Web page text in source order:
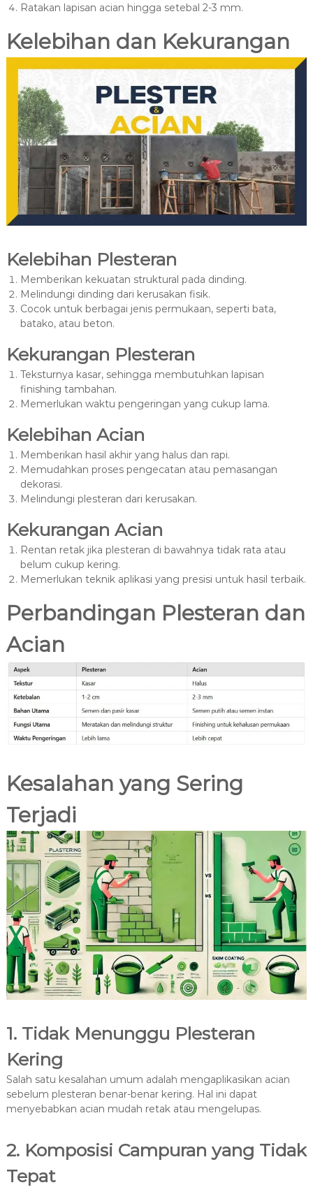
Ratakan lapisan acian hingga setebal 2-3 mm.
Kelebihan dan Kekurangan
Kelebihan Plesteran
Memberikan kekuatan struktural pada dinding.
Melindungi dinding dari kerusakan fisik.
Cocok untuk berbagai jenis permukaan, seperti bata,
batako, atau beton.
Kekurangan Plesteran
Teksturnya kasar, sehingga membutuhkan lapisan
finishing tambahan.
Memerlukan waktu pengeringan yang cukup lama.
Kelebihan Acian
Memberikan hasil akhir yang halus dan rapi.
Memudahkan proses pengecatan atau pemasangan
dekorasi.
Melindungi plesteran dari kerusakan.
Kekurangan Acian
Rentan retak jika plesteran di bawahnya tidak rata atau
belum cukup kering.
Memerlukan teknik aplikasi yang presisi untuk hasil terbaik.
Perbandingan Plesteran dan
Acian
Kesalahan yang Sering
Terjadi
1. Tidak Menunggu Plesteran
Kering
Salah satu kesalahan umum adalah mengaplikasikan acian
sebelum plesteran benar-benar kering. Hal ini dapat
menyebabkan acian mudah retak atau mengelupas.
2. Komposisi Campuran yang Tidak
Tepat